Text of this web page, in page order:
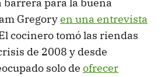
para la buena
Gregoryen una entrevista
cocinero tomó las riendas
de 2008 y desde
solo de ofrecer